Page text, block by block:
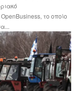
το οποίο